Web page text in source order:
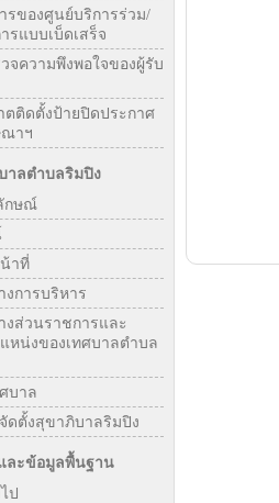
รของศูนย์บริการร่วม/
รแบบเบ็ดเสร็จ
จความพึงพอใจของผู้รับ
ติดตั้งป้ายปิดประกาศ
าฯ
าลตำบลริมปิง
กษณ์
าที่
งการบริหาร
งส่วนราชการและ
หน่งของเทศบาลตำบล
บาล
ดตั้งสุขาภิบาลริมปิง
ละข้อมูลพื้นฐาน
ป